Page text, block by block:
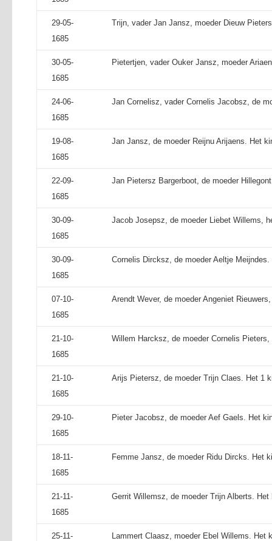
29-05-
1685
Trijn, vader Jan Jansz, moeder Dieuw
30-05-
1685
Pietertjen, vader Ouker Jansz, moeder
24-06-
1685
Jan Cornelisz, vader Cornelis Jacobsz, de
19-08-
1685
Jan Jansz, de moeder Reijnu Arijaens. Het
22-09-
1685
Jan Pietersz Bargerboot, de moeder
30-09-
1685
Jacob Josepsz, de moeder Liebet Willems,
30-09-
1685
Cornelis Dircksz, de moeder Aeltje
07-10-
1685
Arendt Wever, de moeder Angeniet
21-10-
1685
Willem Harcksz, de moeder Cornelis
21-10-
1685
Arijs Pietersz, de moeder Trijn Claes. Het 1
29-10-
1685
Pieter Jacobsz, de moeder Aef Gaels. Het
18-11-
1685
Femme Jansz, de moeder Ridu Dircks. Het
21-11-
1685
Gerrit Willemsz, de moeder Trijn Alberts. Het
25-11-
Lammert Claasz, moeder Ebel Willems. Het